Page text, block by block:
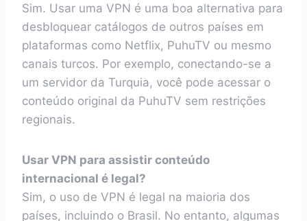
Sim. Usar uma VPN é uma boa alternativa para
desbloquear catálogos de outros países em
plataformas como Netflix, PuhuTV ou mesmo
canais turcos. Por exemplo, conectando-se a
um servidor da Turquia, você pode acessar o
conteúdo original da PuhuTV sem restrições
regionais.
Usar VPN para assistir conteúdo
internacional é legal?
Sim, o uso de VPN é legal na maioria dos
países, incluindo o Brasil. No entanto, algumas